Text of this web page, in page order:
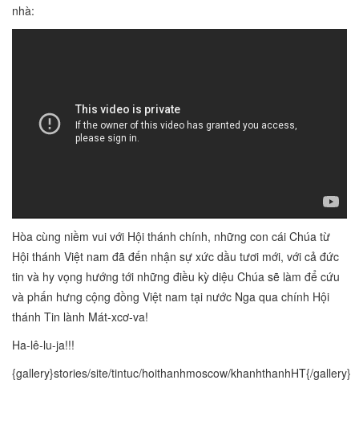
nhà:
Hòa cùng niềm vui với Hội thánh chính, những con cái Chúa từ
Hội thánh Việt nam đã đến nhận sự xức dầu tươi mới, với cả đức
tin và hy vọng hướng tới những điều kỳ diệu Chúa sẽ làm để cứu
và phấn hưng cộng đồng Việt nam tại nước Nga qua chính Hội
thánh Tin lành Mát-xcơ-va!
Ha-lê-lu-ja!!!
{gallery}stories/site/tintuc/hoithanhmoscow/khanhthanhHT{/gallery}